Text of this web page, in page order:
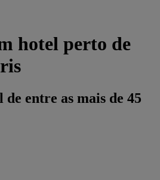
hotel perto de
de entre as mais de 45